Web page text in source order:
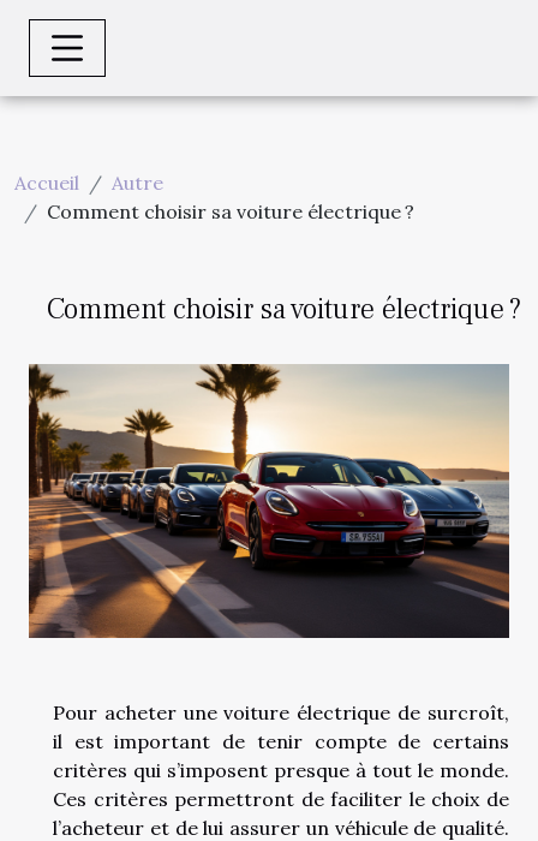
Accueil
Autre
Comment choisir sa voiture électrique ?
Comment choisir sa voiture électrique ?
Pour acheter une voiture électrique de surcroît,
il est important de tenir compte de certains
critères qui s’imposent presque à tout le monde.
Ces critères permettront de faciliter le choix de
l’acheteur et de lui assurer un véhicule de qualité.